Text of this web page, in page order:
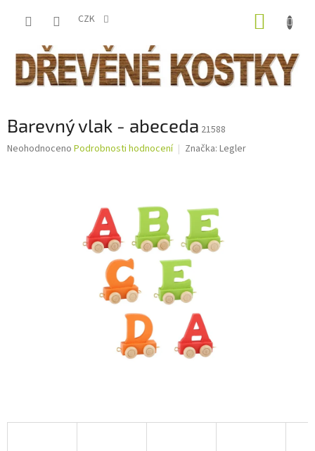
CZK
Barevný vlak - abeceda 21588
Průměrné
Neohodnoceno Podrobnosti hodnocení Značka: Legler